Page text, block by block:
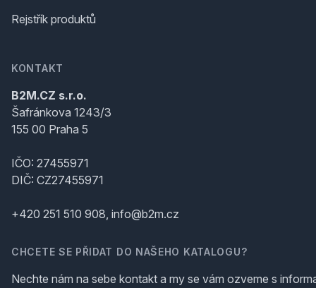
Rejstřík produktů
KONTAKT
B2M.CZ s.r.o.
Šafránkova 1243/3
155 00 Praha 5
IČO: 27455971
DIČ: CZ27455971
+420 251 510 908, info@b2m.cz
CHCETE SE PŘIDAT DO NAŠEHO KATALOGU?
Nechte nám na sebe kontakt a my se vám ozveme s